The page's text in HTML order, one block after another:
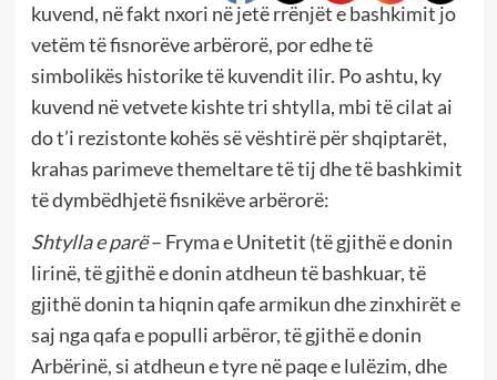
kuvend, në fakt nxori në jetë rrënjët e bashkimit jo
vetëm të fisnorëve arbërorë, por edhe të
simbolikës historike të kuvendit ilir. Po ashtu, ky
kuvend në vetvete kishte tri shtylla, mbi të cilat ai
do t’i rezistonte kohës së vështirë për shqiptarët,
krahas parimeve themeltare të tij dhe të bashkimit
të dymbëdhjetë fisnikëve arbërorë:
Shtylla e parë– Fryma e Unitetit (të gjithë e donin
lirinë, të gjithë e donin atdheun të bashkuar, të
gjithë donin ta hiqnin qafe armikun dhe zinxhirët e
saj nga qafa e populli arbëror, të gjithë e donin
Arbërinë, si atdheun e tyre në paqe e lulëzim, dhe